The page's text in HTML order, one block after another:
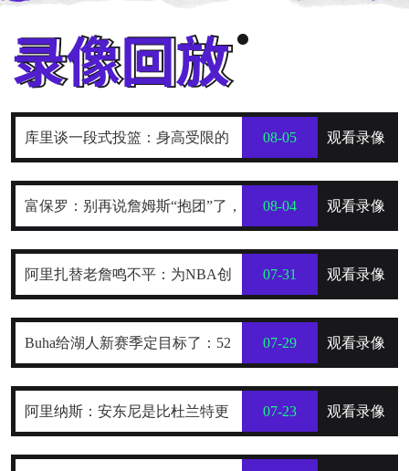
库里谈一段式投篮：身高受限的
我，靠它时刻保持发力与极快出手
08-05 观看录像
富保罗：别再说詹姆斯“抱团”了，
他只是在寻找最好的合作者
08-04 观看录像
阿里扎替老詹鸣不平：为NBA创
造数十亿财富，2年800万被亏待了
07-31 观看录像
Buha给湖人新赛季定目标了：52
到54胜，健康前提下西部前四稳了
07-29 观看录像
阿里纳斯：安东尼是比杜兰特更
全面的得分手
07-23 观看录像